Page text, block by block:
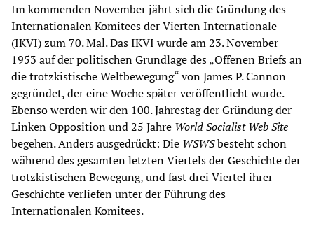
Im kommenden November jährt sich die Gründung des
Internationalen Komitees der Vierten Internationale
(IKVI) zum 70. Mal. Das IKVI wurde am 23. November
1953 auf der politischen Grundlage des „Offenen Briefs an
die trotzkistische Weltbewegung“ von James P. Cannon
gegründet, der eine Woche später veröffentlicht wurde.
Ebenso werden wir den 100. Jahrestag der Gründung der
Linken Opposition und 25 Jahre World Socialist Web Site
begehen. Anders ausgedrückt: Die WSWSbesteht schon
während des gesamten letzten Viertels der Geschichte der
trotzkistischen Bewegung, und fast drei Viertel ihrer
Geschichte verliefen unter der Führung des
Internationalen Komitees.